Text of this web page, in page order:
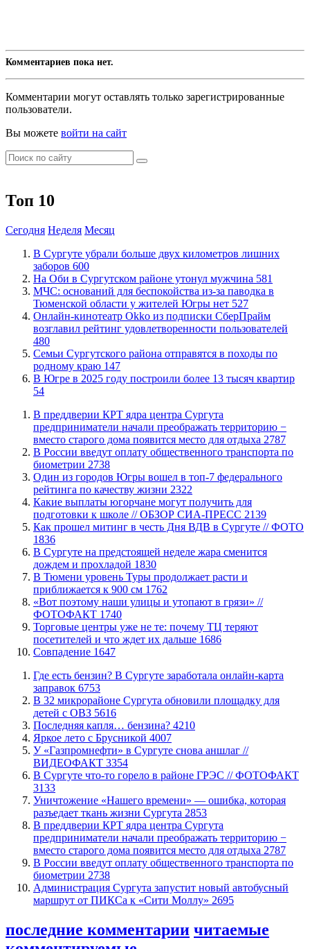
Комментариев пока нет.
Комментарии могут оставлять только зарегистрированные
пользователи.
Вы можете войти на сайт
Топ 10
Сегодня Неделя Месяц
​В Сургуте убрали больше двух километров лишних
заборов 600
​На Оби в Сургутском районе утонул мужчина 581
​МЧС: оснований для беспокойства из-за паводка в
Тюменской области у жителей Югры нет 527
​Онлайн-кинотеатр Okko из подписки СберПрайм
возглавил рейтинг удовлетворенности пользователей
480
​Семьи Сургутского района отправятся в походы по
родному краю 147
​В Югре в 2025 году построили более 13 тысяч квартир
54
​В преддверии КРТ ядра центра Сургута
предприниматели начали преображать территорию −
вместо старого дома появится место для отдыха 2787
В России введут оплату общественного транспорта по
биометрии 2738
Один из городов Югры вошел в топ-7 федерального
рейтинга по качеству жизни 2322
Какие выплаты югорчане могут получить для
подготовки к школе // ОБЗОР СИА-ПРЕСС 2139
Как прошел митинг в честь Дня ВДВ в Сургуте // ФОТО
1836
В Сургуте на предстоящей неделе жара сменится
дождем и прохладой 1830
В Тюмени уровень Туры продолжает расти и
приближается к 900 см 1762
«Вот поэтому наши улицы и утопают в грязи» //
ФОТОФАКТ 1740
Торговые центры уже не те: почему ТЦ теряют
посетителей и что ждет их дальше 1686
​Совпадение 1647
​Где есть бензин? В Сургуте заработала онлайн-карта
заправок 6753
В 32 микрорайоне Сургута обновили площадку для
детей с ОВЗ 5616
​Последняя капля… бензина? 4210
Яркое лето с Брусникой 4007
У «Газпромнефти» в Сургуте снова аншлаг //
ВИДЕОФАКТ 3354
​В Сургуте что-то горело в районе ГРЭС // ФОТОФАКТ
3133
​Уничтожение «Нашего времени» — ошибка, которая
разъедает ткань жизни Сургута 2853
​В преддверии КРТ ядра центра Сургута
предприниматели начали преображать территорию −
вместо старого дома появится место для отдыха 2787
В России введут оплату общественного транспорта по
биометрии 2738
​Администрация Сургута запустит новый автобусный
маршрут от ПИКСа к «Сити Моллу» 2695
последние комментарии читаемые